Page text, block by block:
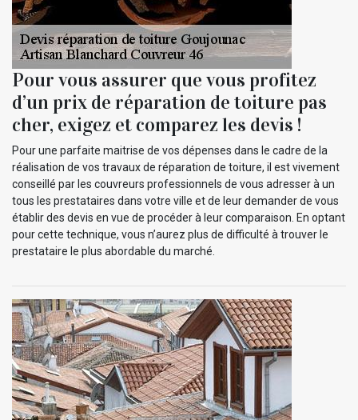
Pour vous assurer que vous profitez
d’un prix de réparation de toiture pas
cher, exigez et comparez les devis !
Pour une parfaite maitrise de vos dépenses dans le cadre de la
réalisation de vos travaux de réparation de toiture, il est vivement
conseillé par les couvreurs professionnels de vous adresser à un
tous les prestataires dans votre ville et de leur demander de vous
établir des devis en vue de procéder à leur comparaison. En optant
pour cette technique, vous n’aurez plus de difficulté à trouver le
prestataire le plus abordable du marché.